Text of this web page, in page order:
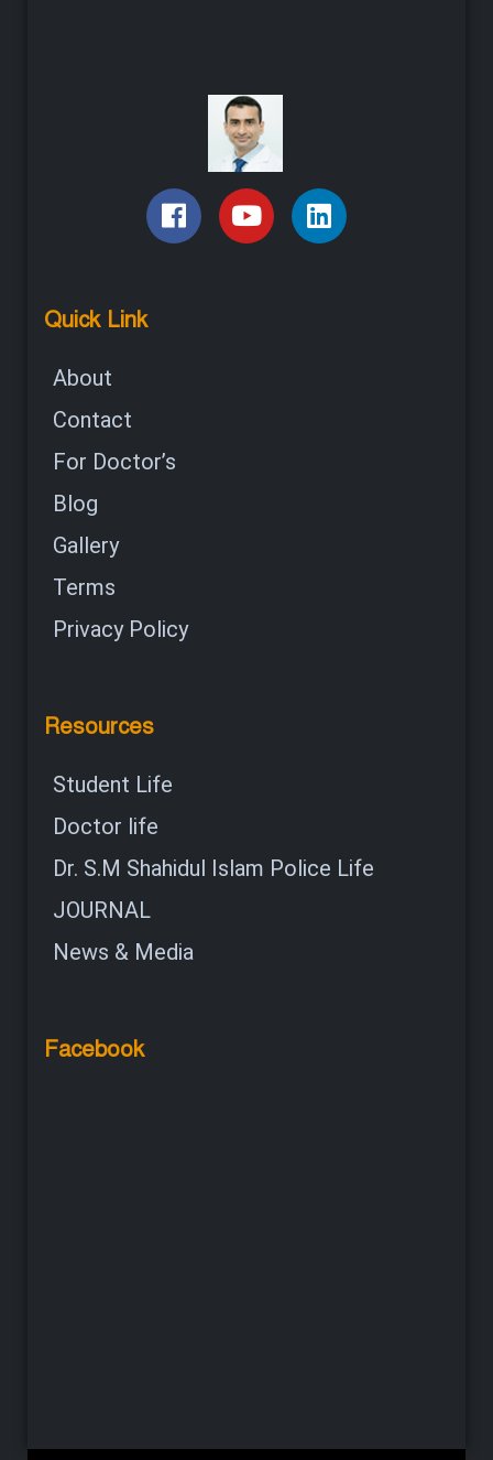
Quick Link
About
Contact
For Doctor’s
Blog
Gallery
Terms
Privacy Policy
Resources
Student Life
Doctor life
Dr. S.M Shahidul Islam Police Life
JOURNAL
News & Media
Facebook